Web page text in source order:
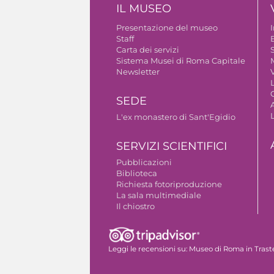
IL MUSEO
Presentazione del museo
Staff
Carta dei servizi
Sistema Musei di Roma Capitale
Newsletter
SEDE
L'ex monastero di Sant'Egidio
SERVIZI SCIENTIFICI
Pubblicazioni
Biblioteca
Richiesta fotoriproduzione
La sala multimediale
Il chiostro
Leggi le recensioni su: Museo di Roma in